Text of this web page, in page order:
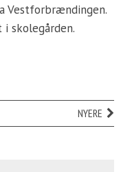
Vestforbrændingen.
skolegården.
NYERE